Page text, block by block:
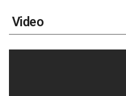
Video